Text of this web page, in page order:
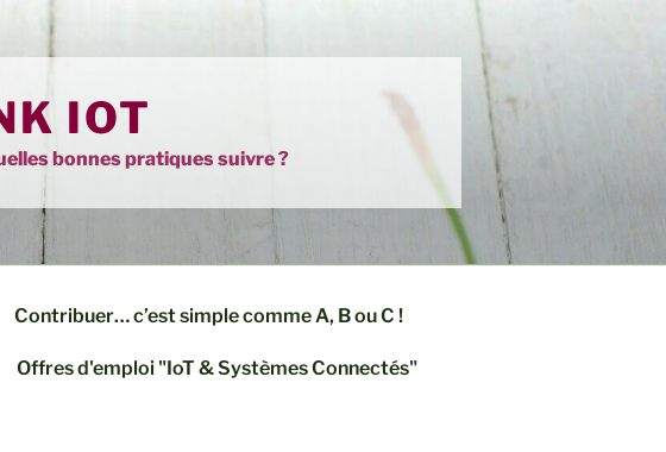
IOT
bonnes pratiques suivre ?
Contribuer… c’est simple comme A, B ou C !
Offres d'emploi "IoT & Systèmes Connectés"